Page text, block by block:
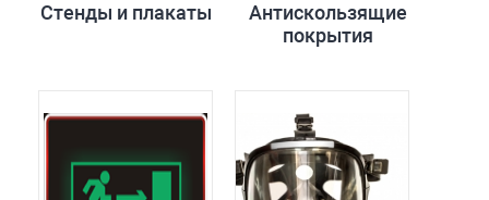
Стенды и плакаты
Антискользящие
покрытия